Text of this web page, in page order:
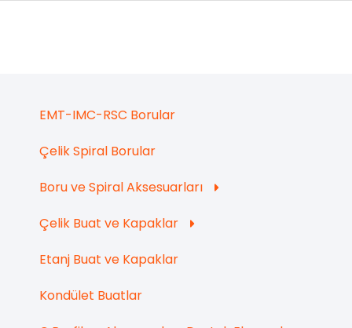
EMT-IMC-RSC Borular
Çelik Spiral Borular
Boru ve Spiral Aksesuarları
Çelik Buat ve Kapaklar
Etanj Buat ve Kapaklar
Kondület Buatlar